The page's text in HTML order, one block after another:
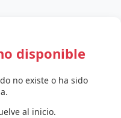
disponible
no existe o ha sido
al inicio.